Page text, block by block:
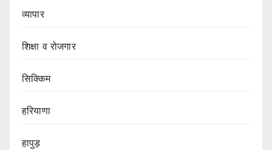
व्यापार
शिक्षा व रोजगार
सिक्किम
हरियाणा
हापुड़